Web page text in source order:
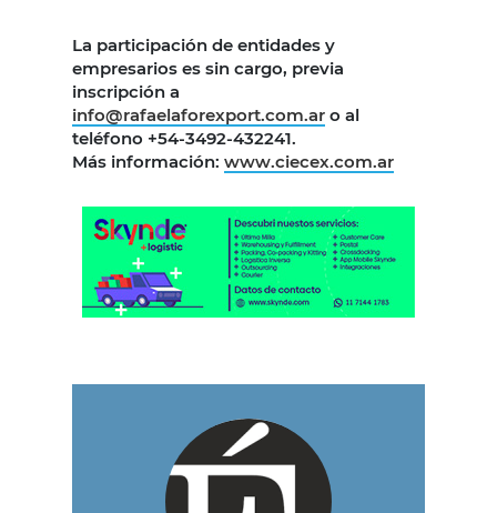
La participación de entidades y
empresarios es sin cargo, previa
inscripción a
info@rafaelaforexport.com.ar o al
teléfono +54-3492-432241.
Más información: www.ciecex.com.ar